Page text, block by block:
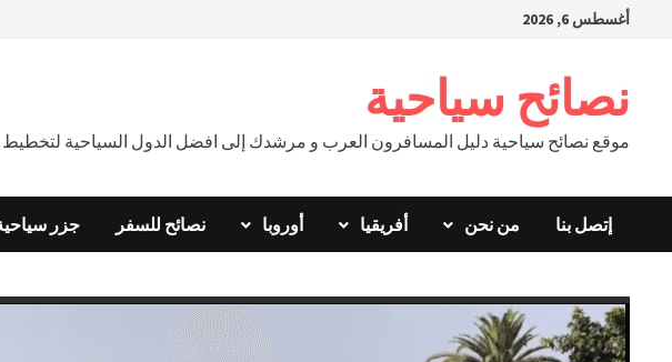
أغسطس 6, 2026
نصائح سياحية
موقع نصائح سياحية دليل المسافرون العرب و مرشدك إلى افضل الدول السياحية لتخطيط
إتصل بنا من نحن أفريقيا أوروبا نصائح للسفر جزر